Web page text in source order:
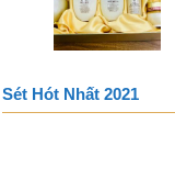
Sét Hót Nhất 2021